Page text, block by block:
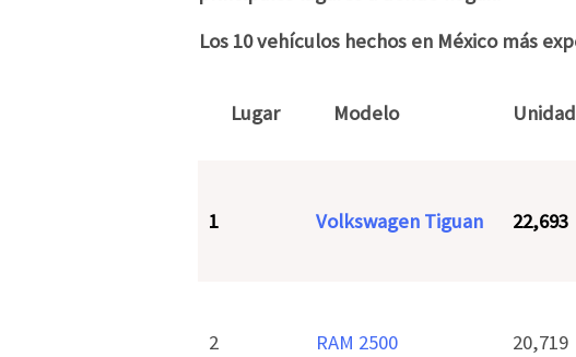
Los 10 vehículos hechos en México más
Lugar Modelo
1 Volkswagen Tiguan 22,693
2 RAM 2500 20,719